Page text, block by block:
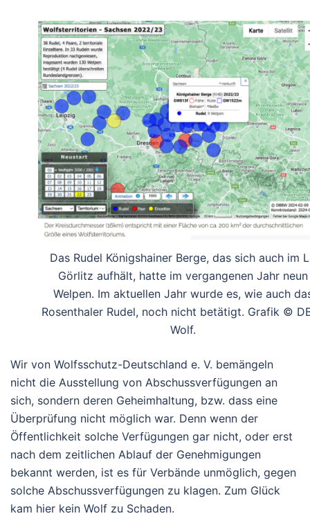
Das Rudel Königshainer Berge, das sich auch im
Görlitz aufhält, hatte im vergangenen Jahr neun
Welpen. Im aktuellen Jahr wurde es, wie auch
Rosenthaler Rudel, noch nicht betätigt. Grafik ©
Wolf.
Wir von Wolfsschutz-Deutschland e. V. bemängeln
nicht die Ausstellung von Abschussverfügungen an
sich, sondern deren Geheimhaltung, bzw. dass eine
Überprüfung nicht möglich war. Denn wenn der
Öffentlichkeit solche Verfügungen gar nicht, oder erst
nach dem zeitlichen Ablauf der Genehmigungen
bekannt werden, ist es für Verbände unmöglich, gegen
solche Abschussverfügungen zu klagen. Zum Glück
kam hier kein Wolf zu Schaden.